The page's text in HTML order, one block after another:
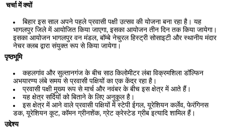
चर्चा में क्यों
बिहार इस साल अपने पहले प्रवासी पक्षी उत्सव की योजना बना रहा है। यह
भागलपुर जिले में आयोजित किया जाएगा, इसका आयोजन तीन दिन तक किया जायेगा।
इसका आयोजन भागलपुर वन मंडल, बॉम्बे नेचुरल हिस्ट्री सोसाइटी और स्थानीय मंदार
नेचर क्लब द्वारा संयुक्त रूप से किया जायेगा।
पृष्ठभूमि
कहलगांव और सुल्तानगंज के बीच साठ किलोमीटर लंबा विक्रमशिला डॉल्फिन
अभयारण्य लंबे समय से प्रवासी पक्षियों का एक केंद्र रहा है।
प्रवासी पक्षी मुख्य रूप से मार्च और नवंबर के बीच इस क्षेत्र में आते हैं।
यह क्षेत्र सर्दियों को बिताने के लिए अनुकूल है।
इस क्षेत्र में आने वाले प्रवासी पक्षियों में स्टेपी ईगल, यूरेशियन कर्लेव, फेरंगिनस
डक, यूरेशियन कूट, कॉमन ग्रीनशेंक, ग्रेट क्रेस्टेड ग्रीब इत्यादि शामिल हैं।
उद्देश्य